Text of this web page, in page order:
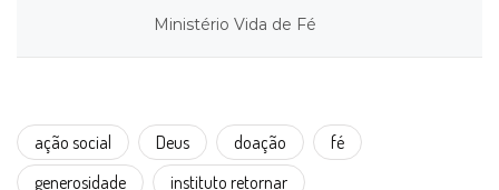
Ministério Vida de Fé
ação social Deus doação
fé
generosidade
instituto retornar